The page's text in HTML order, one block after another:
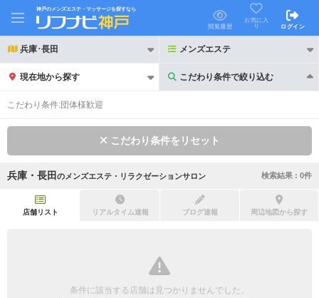
神戸のメンズエステ・マッサージを探すなら
閲覧履歴
お気に入
り
ログイン
兵庫･長田 メンズエステ
現在地から探す こだわり条件で絞り込む
こだわり条件で絞り込む
初回割引あり リピーター割引あり
団体様歓迎
こだわり条件:団体様歓迎
こだわり条件をリセット
兵庫・長田 の メンズエステ・リラクゼーションサロン 検索結果 : 0件
店舗リスト リアルタイム速報 ブログ速報 周辺地図から探す
条件に該当する店舗は見つかりませんでした。